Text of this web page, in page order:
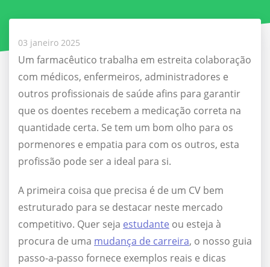
03 janeiro 2025
Um farmacêutico trabalha em estreita colaboração
com médicos, enfermeiros, administradores e
outros profissionais de saúde afins para garantir
que os doentes recebem a medicação correta na
quantidade certa. Se tem um bom olho para os
pormenores e empatia para com os outros, esta
profissão pode ser a ideal para si.
A primeira coisa que precisa é de um CV bem
estruturado para se destacar neste mercado
competitivo. Quer seja estudante ou esteja à
procura de uma mudança de carreira, o nosso guia
passo-a-passo fornece exemplos reais e dicas